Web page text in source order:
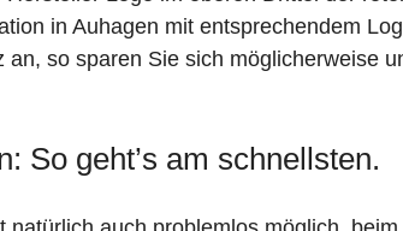
in Auhagen mit entsprechendem
an, so sparen Sie sich möglicherweise
So geht’s am schnellsten.